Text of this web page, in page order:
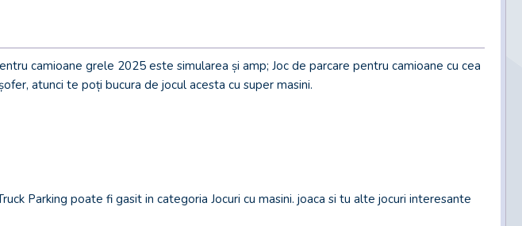
camioane grele 2025 este simularea și amp; Joc de parcare pentru camioane cu cea
atunci te poți bucura de jocul acesta cu super masini.
Parking poate fi gasit in categoria Jocuri cu masini. joaca si tu alte jocuri interesante